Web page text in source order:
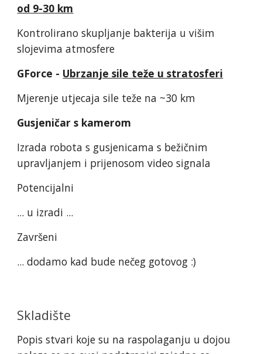
od 9-30 km
Kontrolirano skupljanje bakterija u višim
slojevima atmosfere
GForce - Ubrzanje sile teže u stratosferi
Mjerenje utjecaja sile teže na ~30 km
Gusjeničar s kamerom
Izrada robota s gusjenicama s bežičnim
upravljanjem i prijenosom video signala
Potencijalni
... u izradi ...
Završeni
... dodamo kad bude nečeg gotovog :)
Skladište
Popis stvari koje su na raspolaganju u dojou